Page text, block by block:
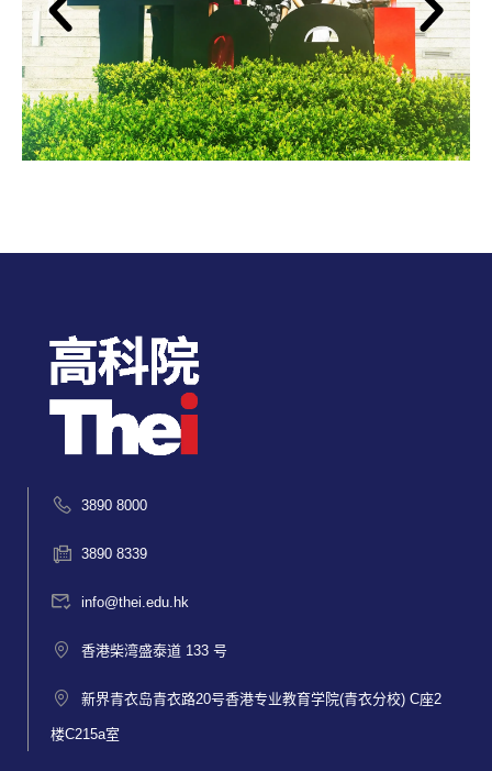
3890 8000
3890 8339
info@thei.edu.hk
香港柴湾盛泰道 133 号
新界青衣岛青衣路20号香港专业教育学院(青衣分校) C座2
楼C215a室